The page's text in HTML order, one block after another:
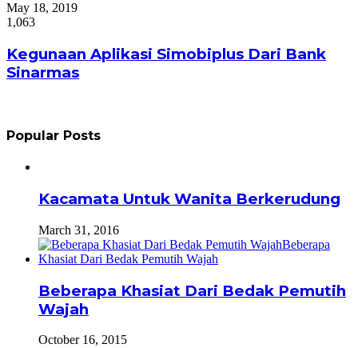
May 18, 2019
1,063
Kegunaan Aplikasi Simobiplus Dari Bank
Sinarmas
Popular Posts
Kacamata Untuk Wanita Berkerudung
March 31, 2016
Beberapa Khasiat Dari Bedak Pemutih
Wajah
October 16, 2015